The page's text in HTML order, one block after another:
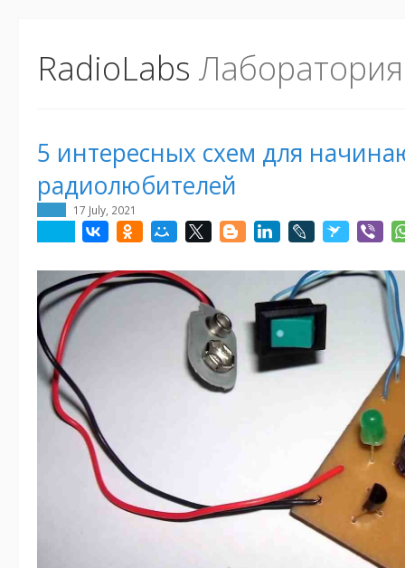
RadioLabs
5 интересных схем для
радиолюбителей
17 July, 2021